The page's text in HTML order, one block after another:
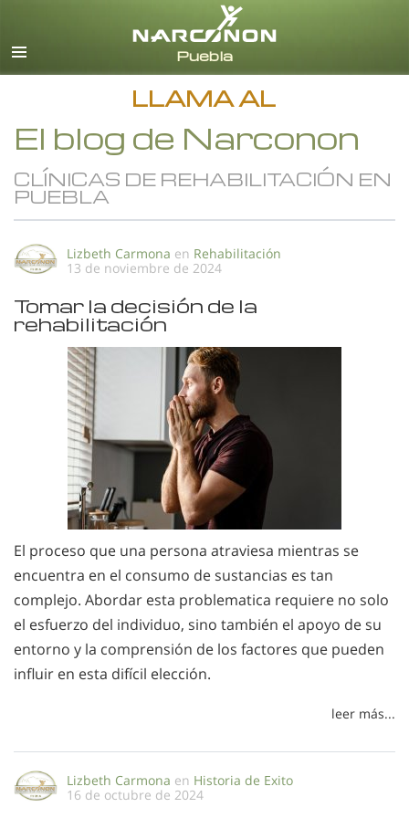
Español
Todas las Regiones/Idiomas
LLAMA AL
El blog de Narconon
CLÍNICAS DE REHABILITACIÓN EN
PUEBLA
Lizbeth Carmona en Rehabilitación
13 de noviembre de 2024
Tomar la decisión de la
rehabilitación
El proceso que una persona atraviesa mientras se
encuentra en el consumo de sustancias es tan
complejo. Abordar esta problematica requiere no solo
el esfuerzo del individuo, sino también el apoyo de su
entorno y la comprensión de los factores que pueden
influir en esta difícil elección.
leer más...
Lizbeth Carmona en Historia de Exito
16 de octubre de 2024